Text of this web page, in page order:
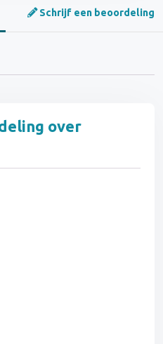
Schrijf een beoordeling
over